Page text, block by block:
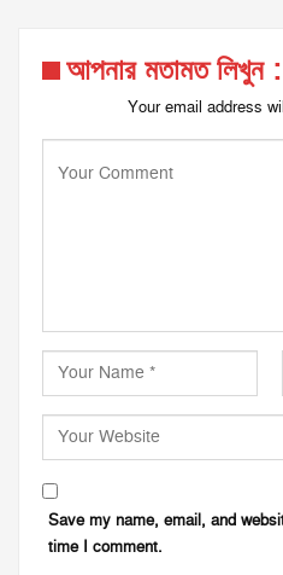
আপনার মতামত লিখুন :
Your email address
Save my name, email, and
time I comment.